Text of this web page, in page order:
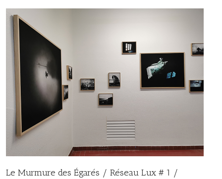
Le Murmure des Égarés / Réseau Lux # 1 /